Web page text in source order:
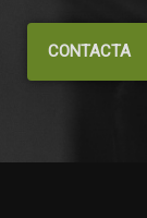
CONTACTA